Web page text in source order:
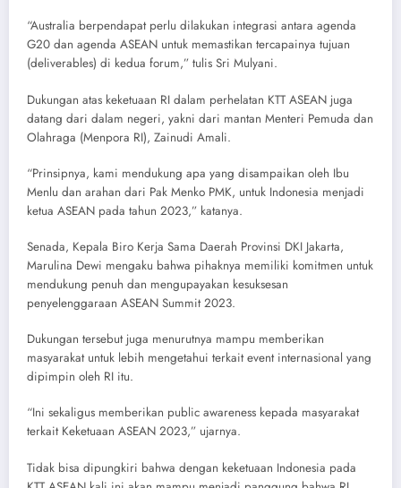
“Australia berpendapat perlu dilakukan integrasi antara agenda
G20 dan agenda ASEAN untuk memastikan tercapainya tujuan
(deliverables) di kedua forum,” tulis Sri Mulyani.
Dukungan atas keketuaan RI dalam perhelatan KTT ASEAN juga
datang dari dalam negeri, yakni dari mantan Menteri Pemuda dan
Olahraga (Menpora RI), Zainudi Amali.
“Prinsipnya, kami mendukung apa yang disampaikan oleh Ibu
Menlu dan arahan dari Pak Menko PMK, untuk Indonesia menjadi
ketua ASEAN pada tahun 2023,” katanya.
Senada, Kepala Biro Kerja Sama Daerah Provinsi DKI Jakarta,
Marulina Dewi mengaku bahwa pihaknya memiliki komitmen untuk
mendukung penuh dan mengupayakan kesuksesan
penyelenggaraan ASEAN Summit 2023.
Dukungan tersebut juga menurutnya mampu memberikan
masyarakat untuk lebih mengetahui terkait event internasional yang
dipimpin oleh RI itu.
“Ini sekaligus memberikan public awareness kepada masyarakat
terkait Keketuaan ASEAN 2023,” ujarnya.
Tidak bisa dipungkiri bahwa dengan keketuaan Indonesia pada